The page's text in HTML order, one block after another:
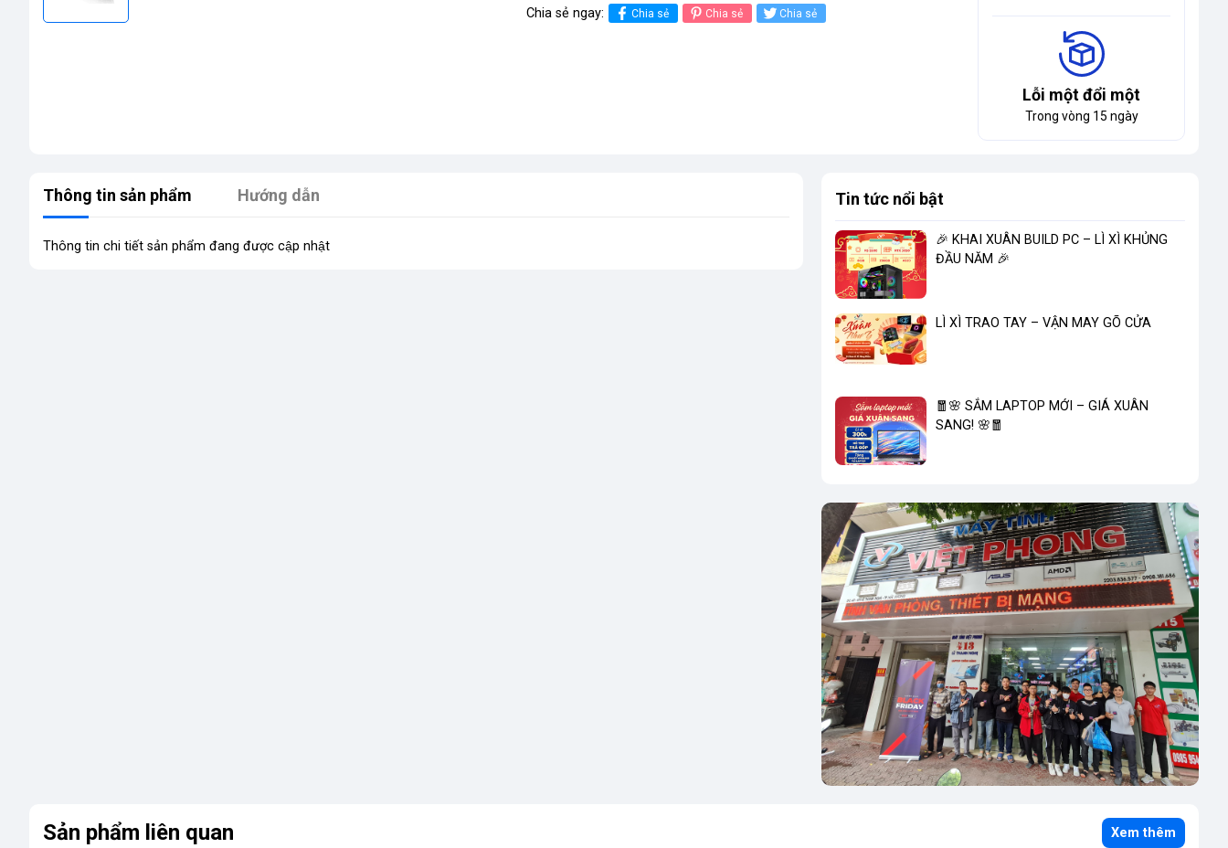
Chia sẻ ngay: Chia sẻ Chia sẻ Chia sẻ
Lỗi một đổi một
Trong vòng 15 ngày
Thông tin sản phẩm Hướng dẫn
Thông tin chi tiết sản phẩm đang được cập nhật
Tin tức nổi bật
🎉 KHAI XUÂN BUILD PC – LÌ XÌ KHỦNG
ĐẦU NĂM 🎉
LÌ XÌ TRAO TAY – VẬN MAY GÕ CỬA
🧧🌸 SẮM LAPTOP MỚI – GIÁ XUÂN
SANG! 🌸🧧
Sản phẩm liên quan Xem thêm